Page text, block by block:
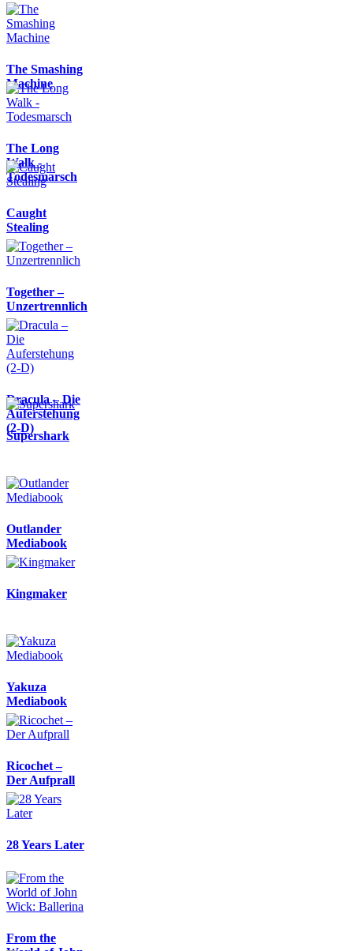
The Smashing
Machine
The Long
Walk -
Todesmarsch
Caught
Stealing
Together –
Unzertrennlich
Dracula – Die
Auferstehung
(2-D)
Supershark
Outlander
Mediabook
Kingmaker
Yakuza
Mediabook
Ricochet –
Der Aufprall
28 Years Later
From the